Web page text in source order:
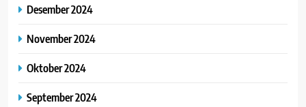
Desember 2024
November 2024
Oktober 2024
September 2024